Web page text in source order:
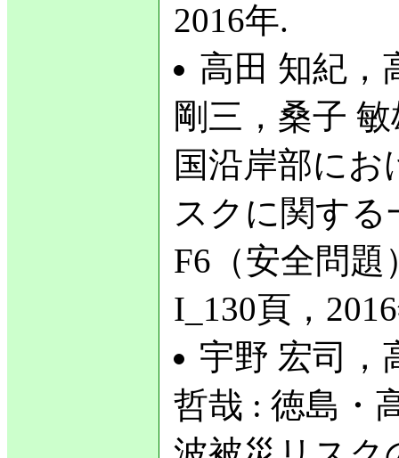
2016年.
高田 知紀，
剛三，桑子
国沿岸部に
スクに関する
F6（安全問題
I_130頁，
宇野 宏司，
哲哉 : 徳島・